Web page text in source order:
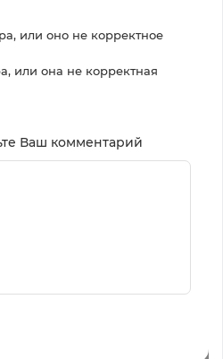
или оно не корректное
или она не корректная
Ваш комментарий